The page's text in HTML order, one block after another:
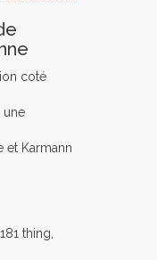
coté
une
et Karmann
thing,